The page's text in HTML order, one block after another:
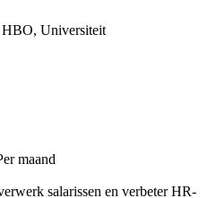
Universiteit
maand
salarissen en verbeter HR-